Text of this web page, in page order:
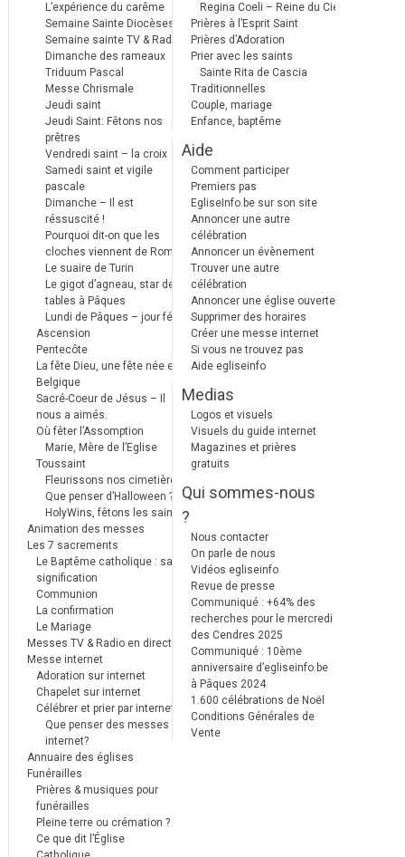
L’expérience du carême
Semaine Sainte Diocèses
Semaine sainte TV & Radio
Dimanche des rameaux
Triduum Pascal
Messe Chrismale
Jeudi saint
Jeudi Saint: Fêtons nos
prêtres
Vendredi saint – la croix
Samedi saint et vigile
pascale
Dimanche – Il est
réssuscité !
Pourquoi dit-on que les
cloches viennent de Rome ?
Le suaire de Turin
Le gigot d’agneau, star des
tables à Pâques
Lundi de Pâques – jour férié
Ascension
Pentecôte
La fête Dieu, une fête née en
Belgique
Sacré-Coeur de Jésus – Il
nous a aimés.
Où fêter l’Assomption
Marie, Mère de l’Eglise
Toussaint
Fleurissons nos cimetières
Que penser d’Halloween ?
HolyWins, fêtons les saints !
Animation des messes
Les 7 sacrements
Le Baptême catholique : sa
signification
Communion
La confirmation
Le Mariage
Messes TV & Radio en direct
Messe internet
Adoration sur internet
Chapelet sur internet
Célébrer et prier par internet
Que penser des messes
internet?
Annuaire des églises
Funérailles
Prières & musiques pour
funérailles
Pleine terre ou crémation ?
Ce que dit l’Église
Regina Coeli – Reine du Ciel
Prières à l’Esprit Saint
Prières d’Adoration
Prier avec les saints
Sainte Rita de Cascia
Traditionnelles
Couple, mariage
Enfance, baptême
Aide
Comment participer
Premiers pas
EgliseInfo.be sur son site
Annoncer une autre
célébration
Annoncer un évènement
Trouver une autre
célébration
Annoncer une église ouverte
Supprimer des horaires
Créer une messe internet
Si vous ne trouvez pas
Aide egliseinfo
Medias
Logos et visuels
Visuels du guide internet
Magazines et prières
gratuits
Qui sommes-nous
?
Nous contacter
On parle de nous
Vidéos egliseinfo
Revue de presse
Communiqué : +64% des
recherches pour le mercredi
des Cendres 2025
Communiqué : 10ème
anniversaire d’egliseinfo.be
à Pâques 2024
1.600 célébrations de Noël
Conditions Générales de
Vente